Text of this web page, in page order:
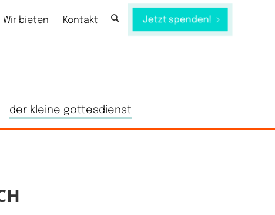
Wir bieten Kontakt Jetzt spenden!
der kleine gottesdienst